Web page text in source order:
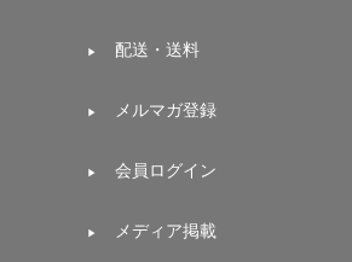
配送・送料
メルマガ登録
会員ログイン
メディア掲載